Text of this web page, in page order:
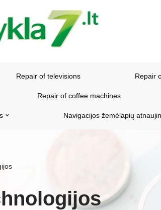
Repair of televisions Repair
Repair of coffee machines
Navigacijos žemėlapių